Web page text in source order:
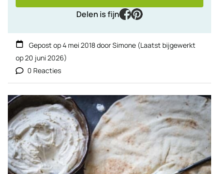
Delen is fijn
facebook
pinterest
Gepost op4 mei 2018doorSimone (Laatst bijgewerkt
op20 juni 2026)
0 Reacties